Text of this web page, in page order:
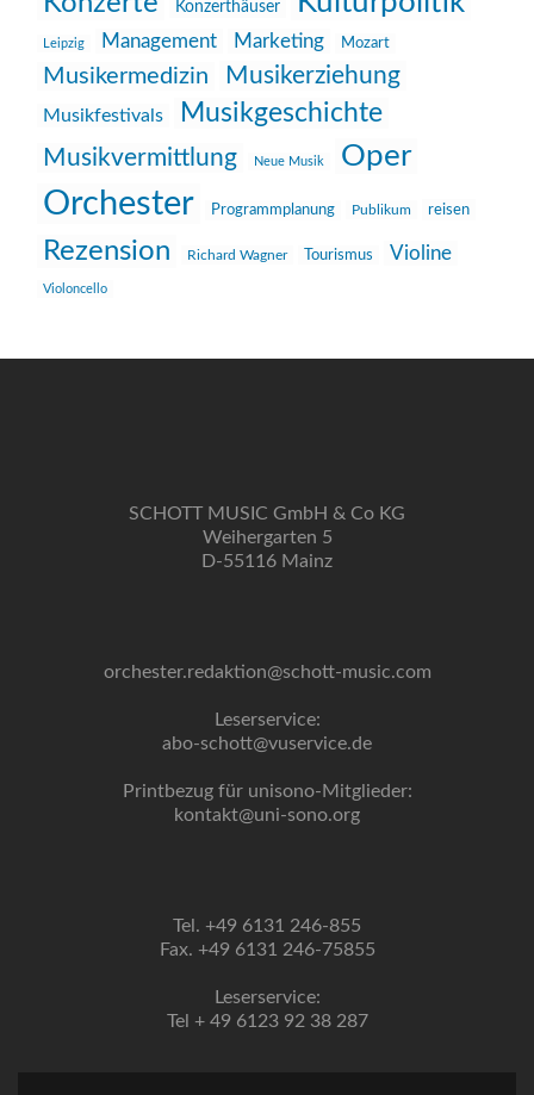
Konzerthäuser
Leipzig Management Marketing Mozart
Musikermedizin Musikerziehung
Musikfestivals Musikgeschichte
Musikvermittlung Neue Musik Oper
Orchester Programmplanung Publikum reisen
Rezension Richard Wagner Tourismus Violine
Violoncello
SCHOTT MUSIC GmbH & Co KG
Weihergarten 5
D-55116 Mainz
orchester.redaktion@schott-music.com
Leserservice:
abo-schott@vuservice.de
Printbezug für unisono-Mitglieder:
kontakt@uni-sono.org
Tel. +49 6131 246-855
Fax. +49 6131 246-75855
Leserservice:
Tel + 49 6123 92 38 287